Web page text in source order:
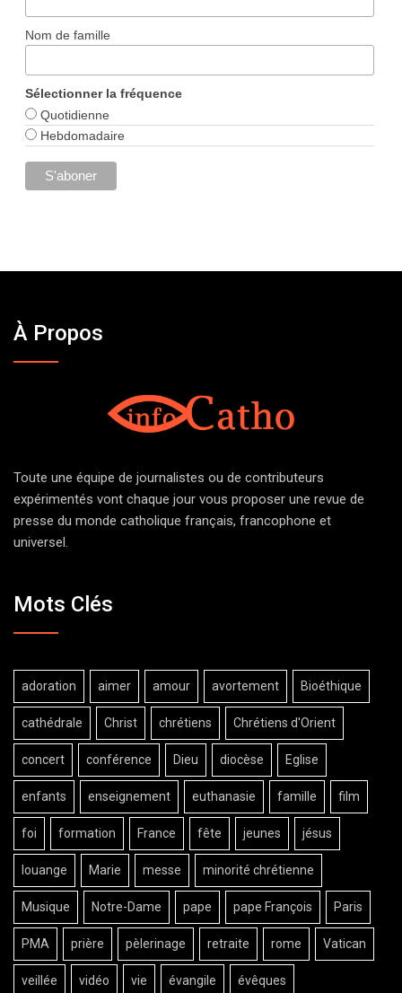
Nom de famille
Sélectionner la fréquence
Quotidienne
Hebdomadaire
À Propos
Toute une équipe de journalistes ou de contributeurs
expérimentés vont chaque jour vous proposer une revue de
presse du monde catholique français, francophone et
universel.
Mots Clés
adoration aimer amour avortement Bioéthique
cathédrale Christ chrétiens Chrétiens d'Orient
concert conférence Dieu diocèse Eglise
enfants enseignement euthanasie famille film
foi formation France fête jeunes jésus
louange Marie messe minorité chrétienne
Musique Notre-Dame pape pape François Paris
PMA prière pèlerinage retraite rome Vatican
veillée vidéo vie évangile évêques